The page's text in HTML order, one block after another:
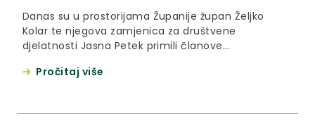
Danas su u prostorijama Županije župan Željko
Kolar te njegova zamjenica za društvene
djelatnosti Jasna Petek primili članove
sudjelovao i osvojio prvo mjesto na 61. Europskom
Pročitaj više